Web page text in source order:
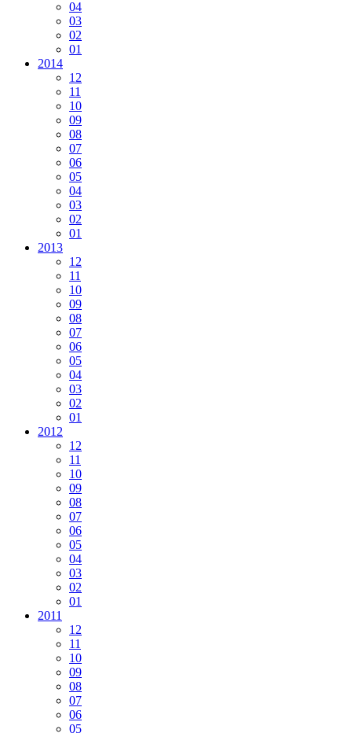
04
03
02
01
2014
12
11
10
09
08
07
06
05
04
03
02
01
2013
12
11
10
09
08
07
06
05
04
03
02
01
2012
12
11
10
09
08
07
06
05
04
03
02
01
2011
12
11
10
09
08
07
06
05